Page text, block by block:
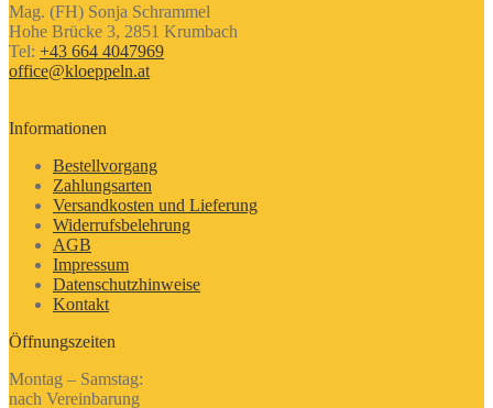
Mag. (FH) Sonja Schrammel
Hohe Brücke 3, 2851 Krumbach
Tel: +43 664 4047969
office@kloeppeln.at
Informationen
Bestellvorgang
Zahlungsarten
Versandkosten und Lieferung
Widerrufsbelehrung
AGB
Impressum
Datenschutzhinweise
Kontakt
Öffnungszeiten
Montag – Samstag:
nach Vereinbarung